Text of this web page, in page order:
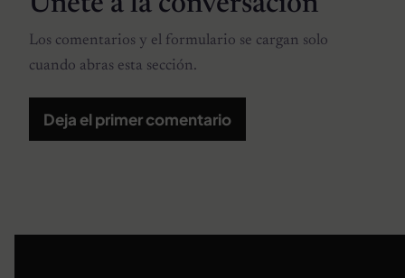
Los comentarios y el formulario se cargan solo
cuando abras esta sección.
Deja el primer comentario